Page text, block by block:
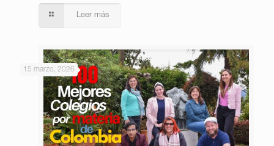
Leer más
15 marzo, 2026